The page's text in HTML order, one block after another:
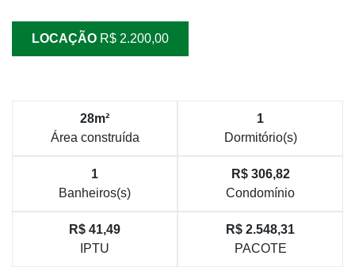
LOCAÇÃO R$ 2.200,00
28m²
Área construída
1
Dormitório(s)
1
Banheiros(s)
R$ 306,82
Condomínio
R$ 41,49
IPTU
R$ 2.548,31
PACOTE